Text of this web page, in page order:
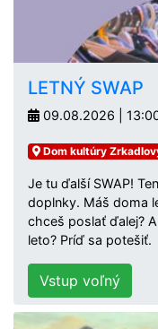
LETNÝ SWAP
09.08.2026 |
Dom kultúry
Je tu ďalší SWAP!
doplnky. Máš doma
chceš poslať ďalej?
leto? Príď sa potešiť.
Vstup voľný